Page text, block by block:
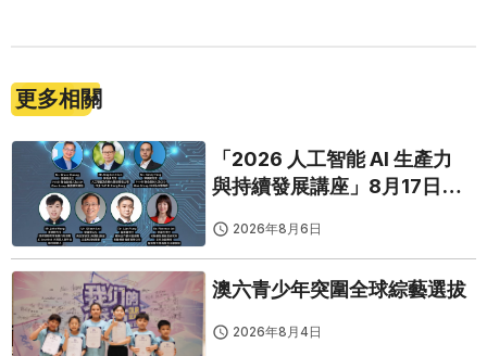
更多相關
「2026 人工智能 AI 生產力
與持續發展講座」8月17日免
2026年8月6日
澳六青少年突圍全球綜藝選拔
2026年8月4日